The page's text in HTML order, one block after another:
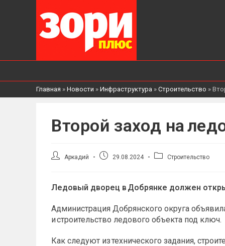
Главная » Новости » Инфраструктура » Строительство »
Второй заход на
АвторАркадий
Запись29.08.2024
РубрикаСтроительство
Ледовый дворец в Добрянке должен
Администрация Добрянского округа
и строительство ледового объекта под ключ.
Как следуют из технического задания,